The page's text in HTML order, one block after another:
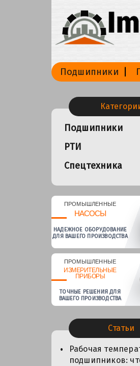
Подшипники
Подшипники
РТИ
Спецтехника
ПРОМЫШЛЕННЫЕ
НАСОСЫ
НАДЕЖНОЕ ОБОРУДОВАНИЕ
ДЛЯ ВАШЕГО ПРОИЗВОДСТВА
ПРОМЫШЛЕННЫЕ
ИЗМЕРИТЕЛЬНЫЕ
ПРИБОРЫ
ТОЧНЫЕ РЕШЕНИЯ ДЛЯ
ВАШЕГО ПРОИЗВОДСТВА
Статьи
Рабочая
подшипников: